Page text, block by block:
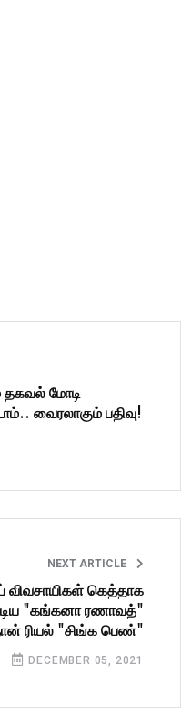
மோடி
வைரலாகும் பதிவு!
NEXT ARTICLE
விவசாயிகள் கெத்தாக
"கங்கனா ரணாவத்"
ரியல் "சிங்க பெண்"
DECEMBER 05, 2021